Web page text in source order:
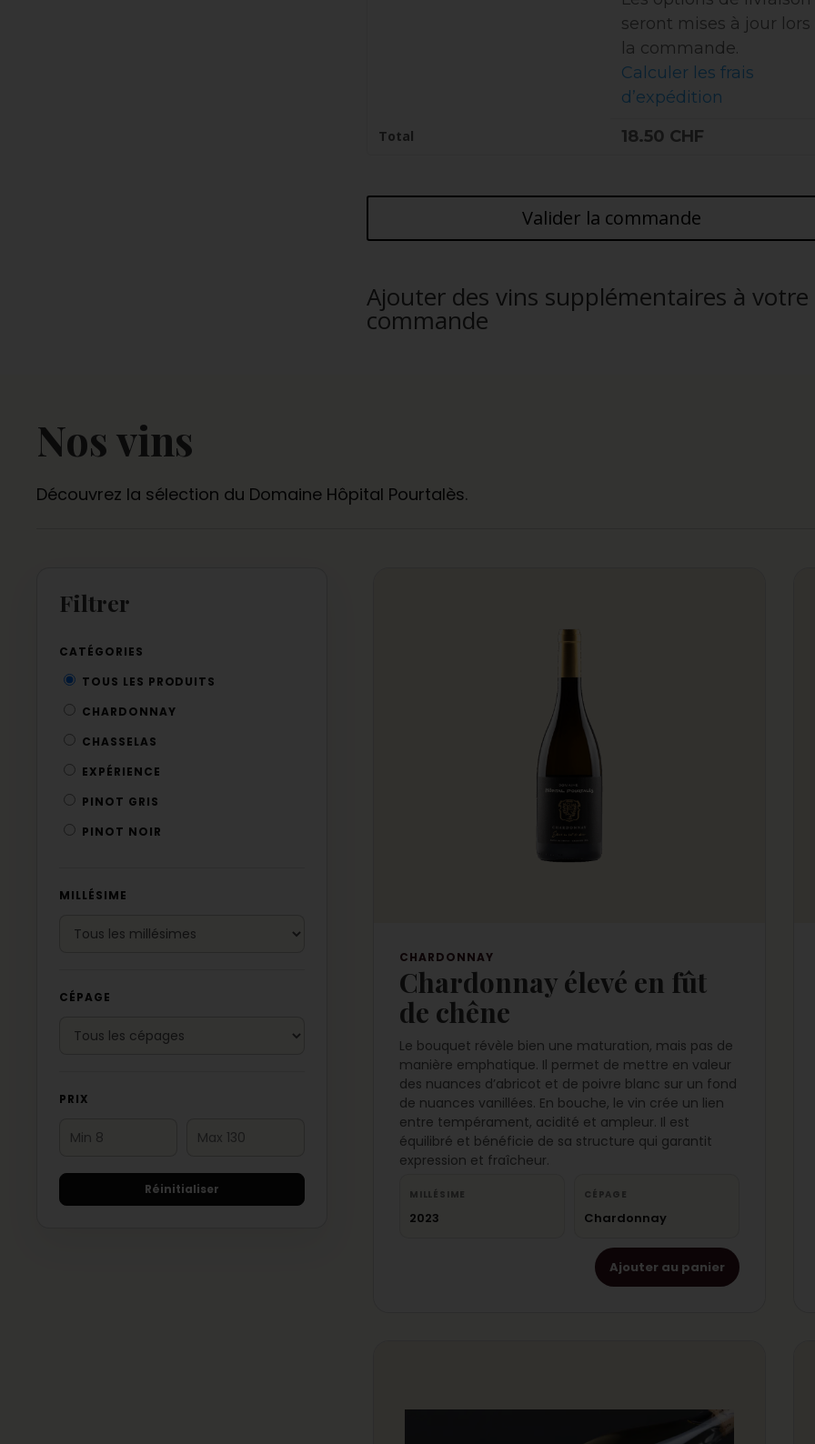
seront mises à jour lors
la commande.
Calculer les frais
d’expédition
Total 18.50 CHF
Valider la commande
Ajouter des vins supplémentaires à votre
commande
Nos vins
Découvrez la sélection du Domaine Hôpital Pourtalès.
Filtrer
CATÉGORIES
TOUS LES PRODUITS
CHARDONNAY
CHASSELAS
EXPÉRIENCE
PINOT GRIS
PINOT NOIR
MILLÉSIME
CÉPAGE
PRIX
Réinitialiser
CHARDONNAY
Chardonnay élevé en fût
de chêne
Le bouquet révèle bien une maturation, mais pas de
manière emphatique. Il permet de mettre en valeur
des nuances d’abricot et de poivre blanc sur un fond
de nuances vanillées. En bouche, le vin crée un lien
entre tempérament, acidité et ampleur. Il est
équilibré et bénéficie de sa structure qui garantit
expression et fraîcheur.
MILLÉSIME
2023
CÉPAGE
Chardonnay
Ajouter au panier